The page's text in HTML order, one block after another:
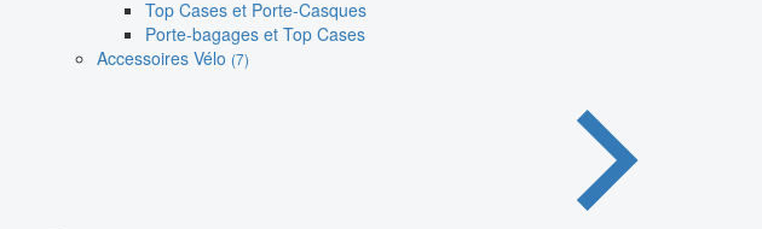
Top Cases et Porte-Casques
Porte-bagages et Top Cases
Accessoires Vélo (7)